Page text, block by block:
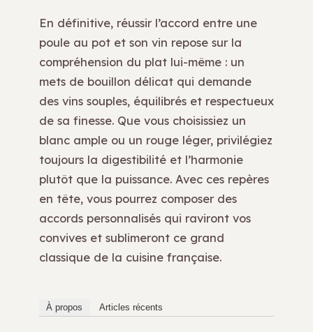
En définitive, réussir l’accord entre une
poule au pot et son vin repose sur la
compréhension du plat lui-même : un
mets de bouillon délicat qui demande
des vins souples, équilibrés et respectueux
de sa finesse. Que vous choisissiez un
blanc ample ou un rouge léger, privilégiez
toujours la digestibilité et l’harmonie
plutôt que la puissance. Avec ces repères
en tête, vous pourrez composer des
accords personnalisés qui raviront vos
convives et sublimeront ce grand
classique de la cuisine française.
À propos Articles récents